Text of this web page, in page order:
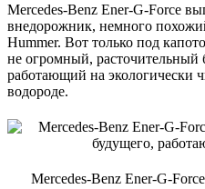
Mercedes-Benz Ener-G-Force
внедорожник, немного
Hummer. Вот только под
не огромный,
работающий на экологически
водороде.
Mercedes-Benz Ener-G-